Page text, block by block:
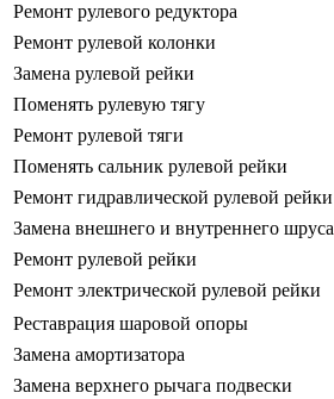
Ремонт рулевого редуктора
Ремонт рулевой колонки
Замена рулевой рейки
Поменять рулевую тягу
Ремонт рулевой тяги
Поменять сальник рулевой рейки
Ремонт гидравлической рулевой рейки
Замена внешнего и внутреннего шруса
Ремонт рулевой рейки
Ремонт электрической рулевой рейки
Реставрация шаровой опоры
Замена амортизатора
Замена верхнего рычага подвески